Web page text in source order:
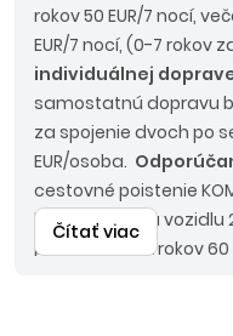
rokov 50 EUR/7 nocí,
EUR/7 nocí, (0-7 rokov
individuálnej
samostatnú dopravu
za spojenie dvoch po
EUR/osoba.
cestovné poistenie
k motorovému vozidlu
pre osoby 7-12 rokov 60
Čítať viac